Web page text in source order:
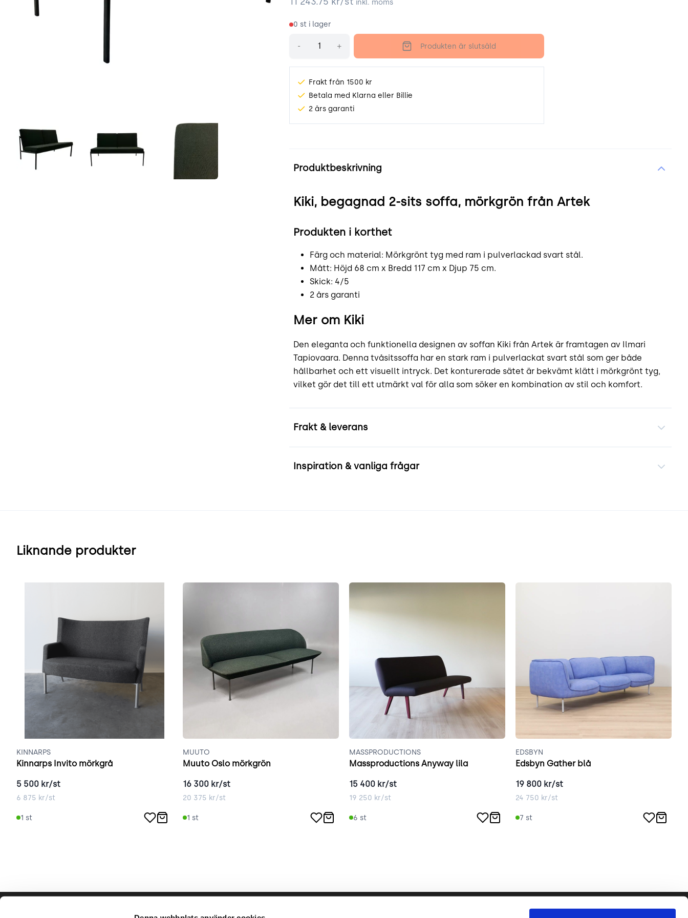
soffa-artek-kiki-2-sits-3.webpsoffa-artek-kiki-2-sits.webp
inkl. moms
0 st i lager
- + Produkten är slutsåld
Frakt från 1500 kr
Betala med Klarna eller Billie
2 års garanti
Produktbeskrivning
Kiki, begagnad 2-sits soffa, mörkgrön från Artek
Produkten i korthet
Färg och material: Mörkgrönt tyg med ram i pulverlackad svart stål.
Mått: Höjd 68 cm x Bredd 117 cm x Djup 75 cm.
Skick: 4/5
2 års garanti
Mer om Kiki
Den eleganta och funktionella designen av soffan Kiki från Artek är framtagen av Ilmari
Tapiovaara. Denna tvåsitssoffa har en stark ram i pulverlackat svart stål som ger både
hållbarhet och ett visuellt intryck. Det konturerade sätet är bekvämt klätt i mörkgrönt tyg,
vilket gör det till ett utmärkt val för alla som söker en kombination av stil och komfort.
Frakt & leverans
Inspiration & vanliga frågar
Liknande produkter
KINNARPS
Kinnarps Invito mörkgrå
5 500 kr/st
6 875 kr/st
1 st
MUUTO
Muuto Oslo mörkgrön
16 300 kr/st
20 375 kr/st
1 st
MASSPRODUCTIONS
Massproductions Anyway lila
15 400 kr/st
19 250 kr/st
6 st
EDSBYN
Edsbyn Gather blå
19 800 kr/st
24 750 kr/st
7 st
Hjälp & support Vårt hållbara arbete